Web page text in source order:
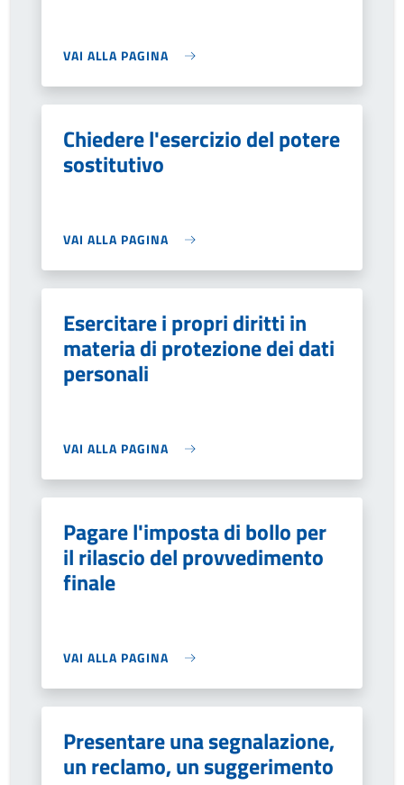
VAI ALLA PAGINA
Chiedere l'esercizio del potere
sostitutivo
VAI ALLA PAGINA
Esercitare i propri diritti in
materia di protezione dei dati
personali
VAI ALLA PAGINA
Pagare l'imposta di bollo per
il rilascio del provvedimento
finale
VAI ALLA PAGINA
Presentare una segnalazione,
un reclamo, un suggerimento